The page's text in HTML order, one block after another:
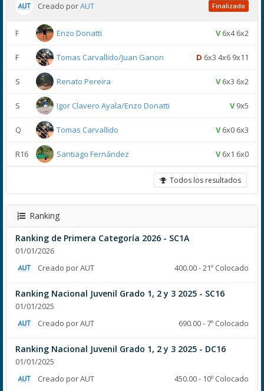
Creado porAUT Finalizado
F Enzo Donatti V6x4 6x2
F Tomas Carvallido/Juan Ganon D 6x3 4x6 9x11
S Renato Pereira V6x3 6x2
S Igor Clavero Ayala/Enzo Donatti V9x5
Q Tomas Carvallido V6x0 6x3
R16 Santiago Fernández V6x1 6x0
Todos los resultados
Ranking
Ranking de Primera Categoría 2026 - SC1A
01/01/2026
Creado por AUT
400.00 - 21º Colocado
Ranking Nacional Juvenil Grado 1, 2 y 3 2025 - SC16
01/01/2025
Creado por AUT
690.00 - 7º Colocado
Ranking Nacional Juvenil Grado 1, 2 y 3 2025 - DC16
01/01/2025
Creado por AUT
450.00 - 10º Colocado